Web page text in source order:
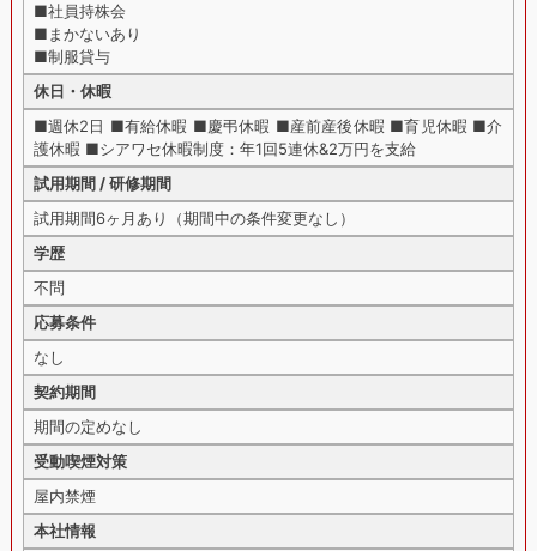
■社員持株会
■まかないあり
■制服貸与
休日・休暇
■週休2日 ■有給休暇 ■慶弔休暇 ■産前産後休暇 ■育児休暇 ■介
護休暇 ■シアワセ休暇制度：年1回5連休&2万円を支給
試用期間 / 研修期間
試用期間6ヶ月あり（期間中の条件変更なし）
学歴
不問
応募条件
なし
契約期間
期間の定めなし
受動喫煙対策
屋内禁煙
本社情報